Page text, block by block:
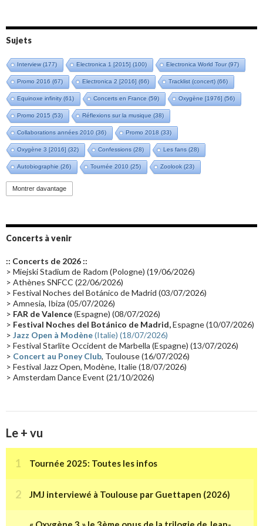
Sujets
Interview(177) Electronica 1 [2015] (100) Electronica World Tour(97)
Promo 2016 (67) Electronica 2 [2016] (66) Tracklist (concert) (66)
Equinoxe infinity(61) Concerts en France (59) Oxygène [1976] (56)
Promo 2015 (53) Réflexions sur la musique (38)
Collaborations années 2010 (36) Promo 2018 (33)
Oxygène 3 [2016] (32) Confessions (28) Les fans (28)
Autobiographie (26) Tournée 2010 (25) Zoolook (23)
Promo 2019(23)
Groupe de Recherche Musicale
Passages radio Vidéo Jarrecast (16) Synthé 80's
Les concerts en Chine(16) Cinéma
Synthé Roland(15) Belgique(15)
(14) Astronomie (14) (14)
Tournée 2025(14) 2024(14) Chine(13)
Montrer davantage
Concerts à venir
:: Concerts de 2026 ::
> Miejski Stadium de Radom (Pologne) (19/06/2026)
> Athènes SNFCC (22/06/2026)
> Festival Noches del Botánico de Madrid (03/07/2026)
> Amnesia, Ibiza (05/07/2026)
> FAR de Valence(Espagne) (08/07/2026)
> Festival Noches del Botánico de Madrid,Espagne (10/07/2026)
> Jazz Open à Modène(Italie) (18/07/2026)
> Festival Starlite Occident de Marbella (Espagne) (13/07/2026)
> Concert au Poney Club, Toulouse (16/07/2026)
> Festival Jazz Open, Modène, Italie (18/07/2026)
> Amsterdam Dance Event (21/10/2026)
Le + vu